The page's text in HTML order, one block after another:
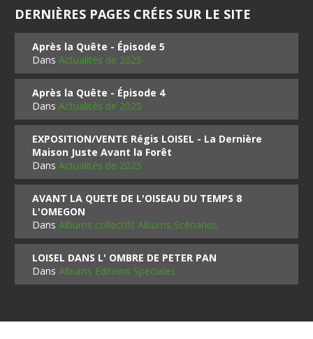
DERNIÈRES PAGES CRÉES SUR LE SITE
Après la Quête - Épisode 5
DansActualités de 2025
Après la Quête - Épisode 4
DansActualités de 2025
EXPOSITION/VENTE Régis LOISEL - La Dernière
Maison Juste Avant la Forêt
DansActualités de 2025
AVANT LA QUETE DE L'OISEAU DU TEMPS 8
L'OMEGON
DansAlbums collectifs Albums Scénarios
LOISEL DANS L' OMBRE DE PETER PAN
DansAlbums Editions Spéciales